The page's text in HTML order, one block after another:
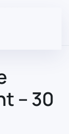
– 30